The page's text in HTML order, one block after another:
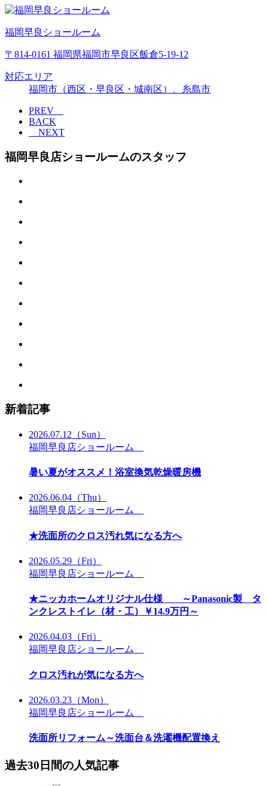
福岡早良ショールーム
〒814-0161 福岡県福岡市早良区飯倉5-19-12
対応エリア
福岡市（西区・早良区・城南区）、糸島市
PREV
BACK
NEXT
福岡早良店ショールームのスタッフ
新着記事
2026.07.12 （Sun）
福岡早良店ショールーム
暑い夏がオススメ！浴室換気乾燥暖房機
2026.06.04 （Thu）
福岡早良店ショールーム
★洗面所のクロス汚れ気になる方へ
2026.05.29 （Fri）
福岡早良店ショールーム
★ニッカホームオリジナル仕様 ～Panasonic製 タ
ンクレストイレ（材・工）￥14.9万円～
2026.04.03 （Fri）
福岡早良店ショールーム
クロス汚れが気になる方へ
2026.03.23 （Mon）
福岡早良店ショールーム
洗面所リフォーム～洗面台＆洗濯機配置換え
過去30日間の人気記事